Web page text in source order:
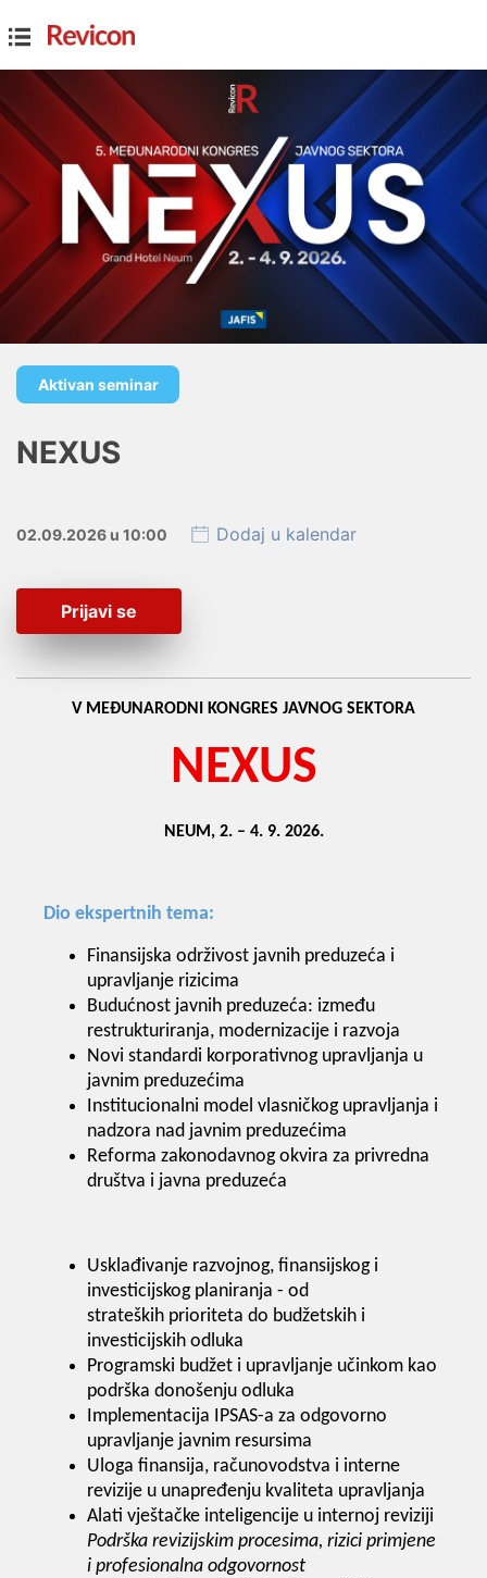
Aktivan seminar
NEXUS
02.09.2026 u 10:00 Dodaj u kalendar
Prijavi se
V MEĐUNARODNI KONGRES JAVNOG SEKTORA
NEXUS
NEUM, 2. – 4. 9. 2026.
Dio ekspertnih tema:
Finansijska održivost javnih preduzeća i
upravljanje rizicima
Budućnost javnih preduzeća: između
restrukturiranja, modernizacije i razvoja
Novi standardi korporativnog upravljanja u
javnim preduzećima
Institucionalni model vlasničkog upravljanja i
nadzora nad javnim preduzećima
Reforma zakonodavnog okvira za privredna
društva i javna preduzeća
Usklađivanje razvojnog, finansijskog i
investicijskog planiranja - od
strateških prioriteta do budžetskih i
investicijskih odluka
Programski budžet i upravljanje učinkom kao
podrška donošenju odluka
Implementacija IPSAS-a za odgovorno
upravljanje javnim resursima
Uloga finansija, računovodstva i interne
revizije u unapređenju kvaliteta upravljanja
Alati vještačke inteligencije u internoj reviziji
Podrška revizijskim procesima, rizici primjene
i profesionalna odgovornost